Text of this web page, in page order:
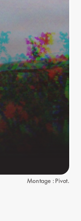
Montage : Pivot.